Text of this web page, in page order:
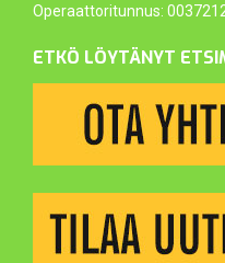
Operaattoritunnus:
ETKÖ LÖYTÄNYT